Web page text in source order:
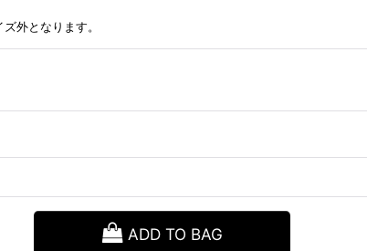
外となります。
ADD TO BAG